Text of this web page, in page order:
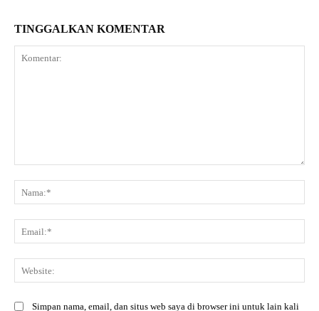
TINGGALKAN KOMENTAR
Simpan nama, email, dan situs web saya di browser ini untuk lain kali